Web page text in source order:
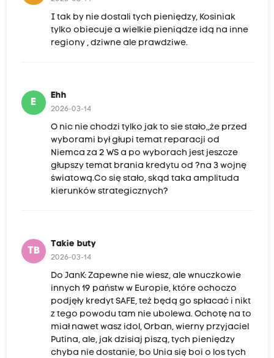
I tak by nie dostali tych pieniędzy, Kosiniak
tylko obiecuje a wielkie pieniądze idą na inne
regiony , dziwne ale prawdziwe.
E
Ehh
2026-03-14
O nic nie chodzi tylko jak to sie stało,,że przed
wyborami był głupi temat reparacji od
Niemca za 2 WS a po wyborach jest jeszcze
głupszy temat brania kredytu od ?na 3 wojnę
światową.Co się stało, skąd taka amplituda
kierunków strategicznych?
TB
Takie buty
2026-03-14
Do JanK: Zapewne nie wiesz, ale wnuczkowie
innych 19 państw w Europie, które ochoczo
podjęły kredyt SAFE, też będą go spłacać i nikt
z tego powodu tam nie ubolewa. Ochotę na to
miał nawet wasz idol, Orban, wierny przyjaciel
Putina, ale, jak dzisiaj piszą, tych pieniędzy
chyba nie dostanie, bo Unia się boi o los tych